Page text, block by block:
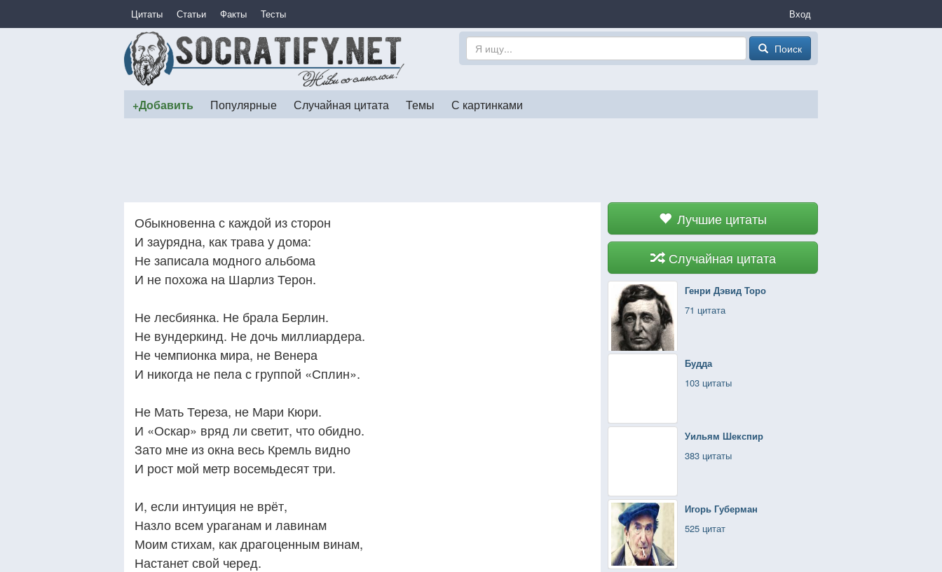
Цитаты Статьи Факты Тесты Вход
Поиск
+Добавить Популярные Случайная цитата Темы С картинками
Лучшие цитаты
Случайная цитата
Генри Дэвид Торо
71 цитата
Будда
103 цитаты
Уильям Шекспир
383 цитаты
Игорь Губерман
525 цитат
Обыкновенна с каждой из сторон
И заурядна, как трава у дома:
Не записала модного альбома
И не похожа на Шарлиз Терон.
Не лесбиянка. Не брала Берлин.
Не вундеркинд. Не дочь миллиардера.
Не чемпионка мира, не Венера
И никогда не пела с группой «Сплин».
Не Мать Тереза, не Мари Кюри.
И «Оскар» вряд ли светит, что обидно.
Зато мне из окна весь Кремль видно
И рост мой метр восемьдесят три.
И, если интуиция не врёт,
Назло всем ураганам и лавинам
Моим стихам, как драгоценным винам,
Настанет свой черед.